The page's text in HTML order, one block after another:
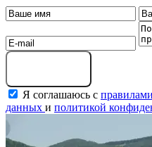
Я соглашаюсь с
данных и политикой